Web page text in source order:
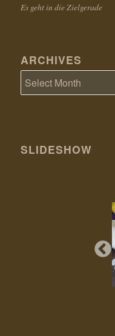
Es geht in die Zielgerade
ARCHIVES
SLIDESHOW